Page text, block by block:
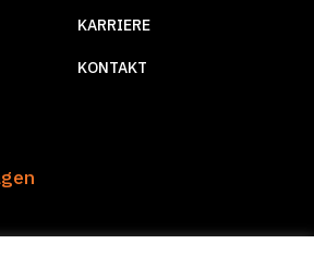
KARRIERE
KONTAKT